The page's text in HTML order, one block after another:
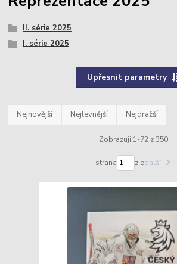
II. série 2025
I. série 2025
Upřesnit parametry
Nejnovější Nejlevnější Nejdražší
Zobrazuji 1-72 z 350
strana z 5další